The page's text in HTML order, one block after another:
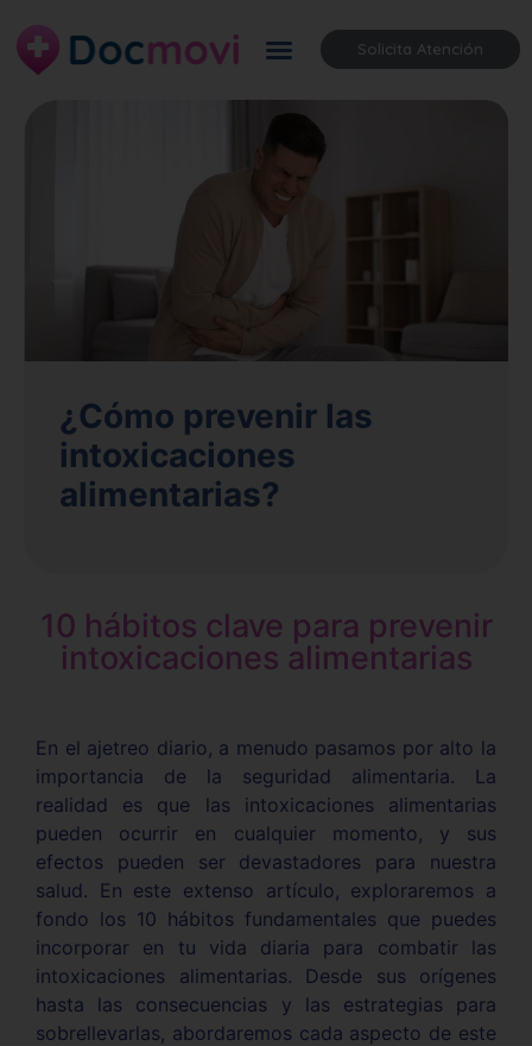
Solicita Atención
¿Cómo prevenir las
intoxicaciones
alimentarias?
10 hábitos clave para prevenir
intoxicaciones alimentarias
En el ajetreo diario, a menudo pasamos por alto la
importancia de la seguridad alimentaria. La
realidad es que las intoxicaciones alimentarias
pueden ocurrir en cualquier momento, y sus
efectos pueden ser devastadores para nuestra
salud. En este extenso artículo, exploraremos a
fondo los 10 hábitos fundamentales que puedes
incorporar en tu vida diaria para combatir las
intoxicaciones alimentarias. Desde sus orígenes
hasta las consecuencias y las estrategias para
sobrellevarlas, abordaremos cada aspecto de este